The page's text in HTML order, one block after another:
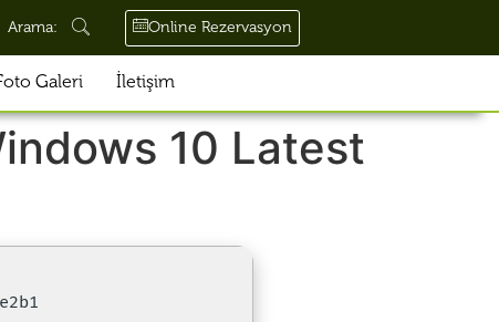
Arama: Online Rezervasyon
Galeri İletişim
10 Latest